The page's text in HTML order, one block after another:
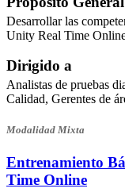
Desarrollar las
Unity Real Time
Dirigido a
Analistas de pruebas
Calidad, Gerentes de
Modalidad Mixta
Entrenamiento
Time Online